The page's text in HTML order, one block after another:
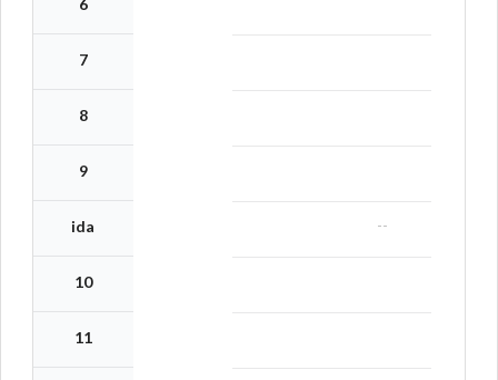
6
7
8
9
ida
10
11
--